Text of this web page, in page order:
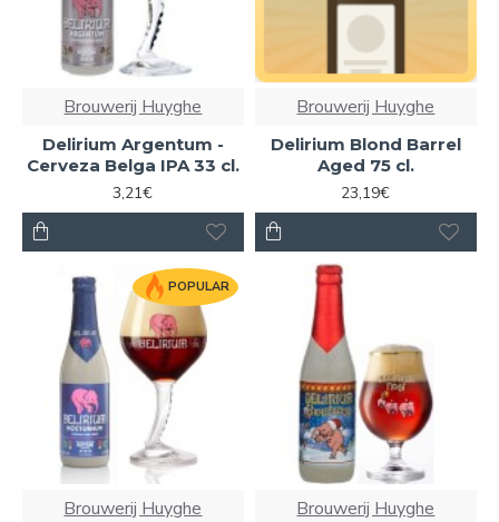
Brouwerij Huyghe
Delirium Argentum -
Cerveza Belga IPA 33 cl.
3,21€
Brouwerij Huyghe
Delirium Blond Barrel
Aged 75 cl.
23,19€
POPULAR
Brouwerij Huyghe Brouwerij Huyghe